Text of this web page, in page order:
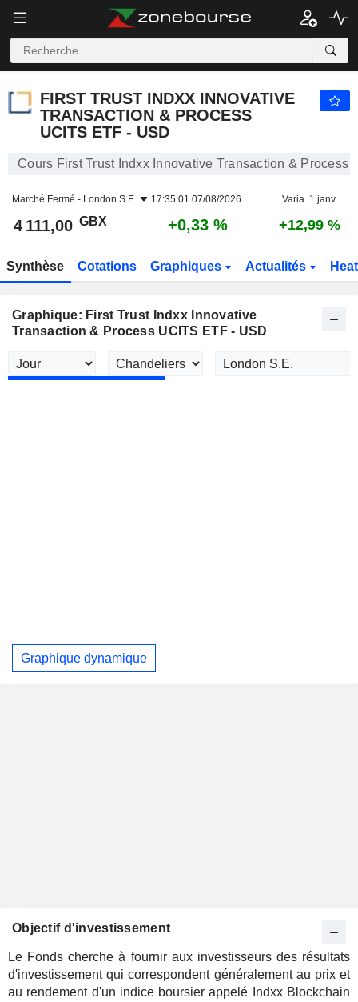
FIRST TRUST INDXX INNOVATIVE
TRANSACTION & PROCESS
UCITS ETF - USD
Cours First Trust Indxx Innovative Transaction & Process
Marché Fermé - London S.E. 17:35:01 07/08/2026 Varia. 1 janv.
4 111,00 GBX +0,33 % +12,99 %
Synthèse Cotations Graphiques Actualités
Graphique: First Trust Indxx Innovative
Transaction & Process UCITS ETF - USD
Graphique dynamique
Objectif d'investissement
Le Fonds cherche à fournir aux investisseurs des résultats
d'investissement qui correspondent généralement au prix et
au rendement d'un indice boursier appelé Indxx Blockchain